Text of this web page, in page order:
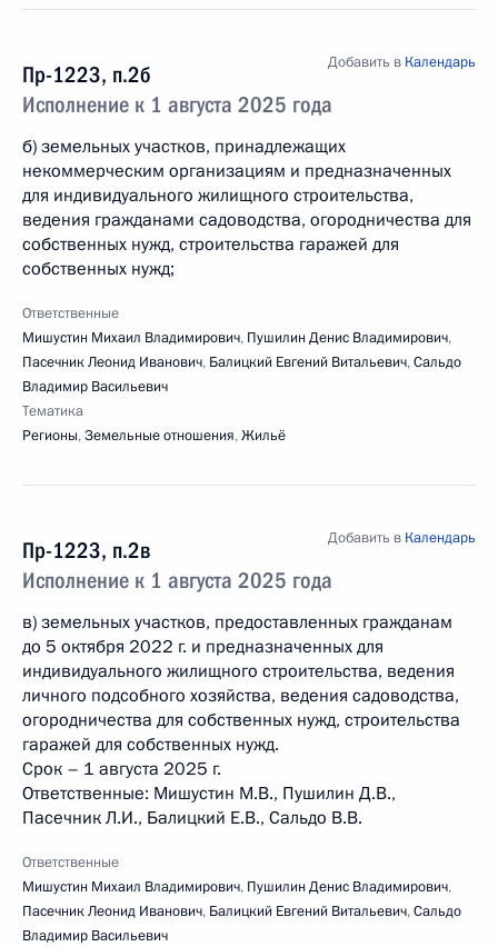
Пр-1223, п.2б
Исполнение к 1 августа 2025 года
Добавить в Календарь
б) земельных участков, принадлежащих
некоммерческим организациям и предназначенных
для индивидуального жилищного строительства,
ведения гражданами садоводства, огородничества для
собственных нужд, строительства гаражей для
собственных нужд;
Ответственные
Мишустин Михаил Владимирович, Пушилин Денис Владимирович,
Пасечник Леонид Иванович, Балицкий Евгений Витальевич,Сальдо
Владимир Васильевич
Тематика
Регионы,Земельные отношения,Жильё
Пр-1223, п.2в
Исполнение к 1 августа 2025 года
Добавить в Календарь
в) земельных участков, предоставленных гражданам
до 5 октября 2022 г. и предназначенных для
индивидуального жилищного строительства, ведения
личного подсобного хозяйства, ведения садоводства,
огородничества для собственных нужд, строительства
гаражей для собственных нужд.
Срок – 1 августа 2025 г.
Ответственные: Мишустин М.В., Пушилин Д.В.,
Пасечник Л.И., Балицкий Е.В., Сальдо В.В.
Ответственные
Мишустин Михаил Владимирович, Пушилин Денис Владимирович,
Пасечник Леонид Иванович, Балицкий Евгений Витальевич,Сальдо
Владимир Васильевич